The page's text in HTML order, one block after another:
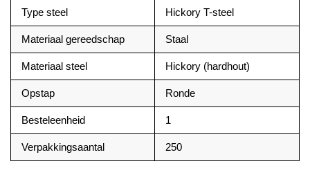
Type steel Hickory T-steel
Materiaal gereedschap Staal
Materiaal steel Hickory (hardhout)
Opstap Ronde
Besteleenheid 1
Verpakkingsaantal 250